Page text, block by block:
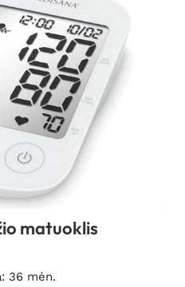
matuoklis
36 mėn.